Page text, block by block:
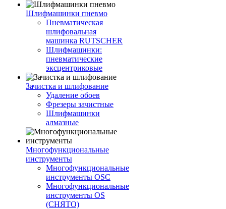
Шлифмашинки пневмо
Пневматическая
шлифовальная
машинка RUTSCHER
Шлифмашинки:
пневматические
эксцентриковые
Зачистка и шлифование
Удаление обоев
Фрезеры зачистные
Шлифмашинки
алмазные
Многофункциональные
инструменты
Многофункциональные
инструменты OSC
Многофункциональные
инструменты OS
(СНЯТО)